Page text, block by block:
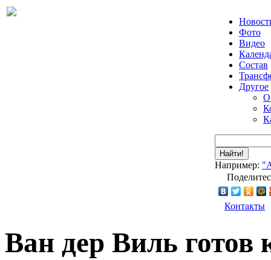
Фото
Видео
Состав
Другое
О
Найти!
Например:
Контакты
Ван дер Виль готов